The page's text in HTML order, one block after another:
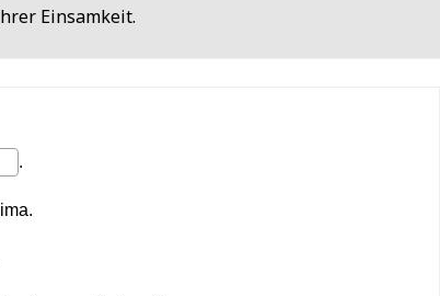
Einsamkeit.